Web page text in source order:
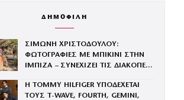
ΔΗΜΟΦΙΛΗ
ΣΙΜΩΝΗ ΧΡΙΣΤΟΔΟΥΛΟΥ:
ΦΩΤΟΓΡΑΦΙΕΣ ΜΕ ΜΠΙΚΙΝΙ ΣΤΗΝ
ΙΜΠΙΖΑ – ΣΥΝΕΧΙΖΕΙ ΤΙΣ ΔΙΑΚΟΠΕΣ
ΓΕΩΡΓΙΟΥ
Η TOMMY HILFIGER ΥΠΟΔΕΧΕΤΑΙ
ΤΟΥΣ Τ-WAVE, FOURTH, GEMINI,